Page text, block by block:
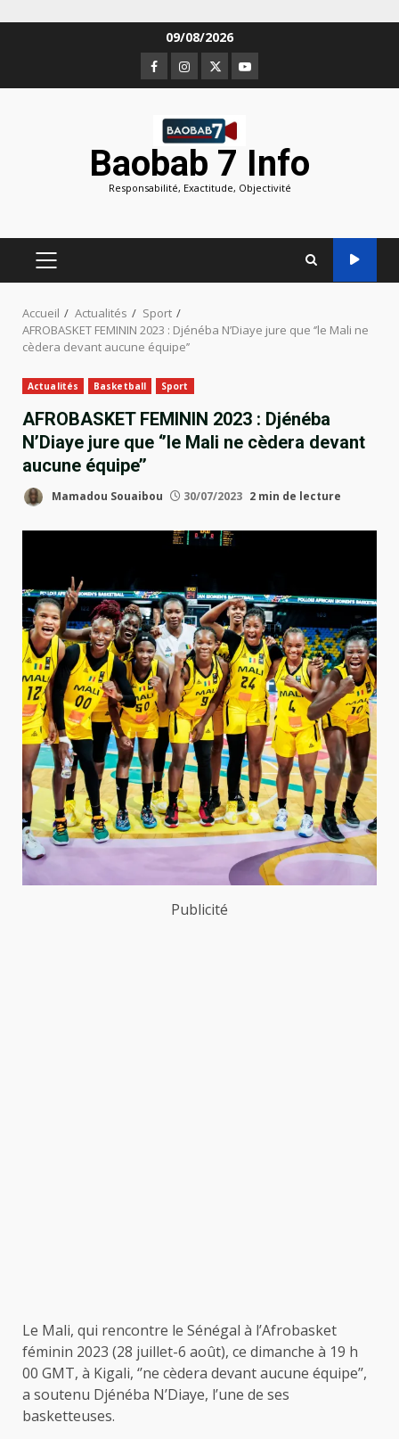
09/08/2026
Facebook
Instagram
TwitterYoutube
Baobab 7 Info
Responsabilité, Exactitude, Objectivité
MENU
PRINCIPAL
Accueil Actualités
Sport
AFROBASKET FEMININ 2023 : Djénéba N’Diaye jure que ‘’le Mali ne
cèdera devant aucune équipe’’
Actualités Basketball Sport
AFROBASKET FEMININ 2023 : Djénéba
N’Diaye jure que ‘’le Mali ne cèdera devant
aucune équipe’’
Mamadou Souaibou 30/07/2023 2 min de lecture
Publicité
Le Mali, qui rencontre le Sénégal à l’Afrobasket
féminin 2023 (28 juillet-6 août), ce dimanche à 19 h
00 GMT, à Kigali, ‘’ne cèdera devant aucune équipe’’,
a soutenu Djénéba N’Diaye, l’une de ses
basketteuses.